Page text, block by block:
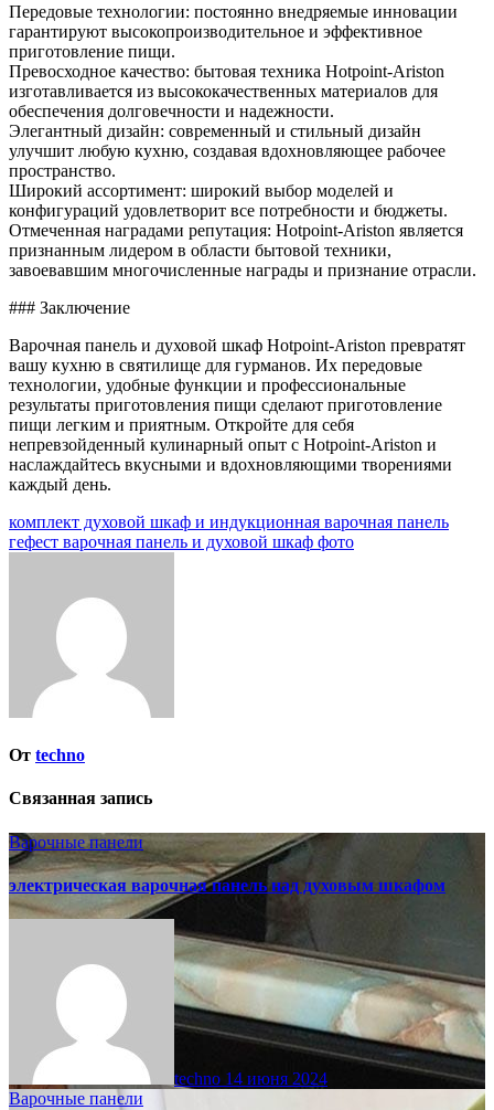
Передовые технологии: постоянно внедряемые инновации
гарантируют высокопроизводительное и эффективное
приготовление пищи.
Превосходное качество: бытовая техника Hotpoint-Ariston
изготавливается из высококачественных материалов для
обеспечения долговечности и надежности.
Элегантный дизайн: современный и стильный дизайн
улучшит любую кухню, создавая вдохновляющее рабочее
пространство.
Широкий ассортимент: широкий выбор моделей и
конфигураций удовлетворит все потребности и бюджеты.
Отмеченная наградами репутация: Hotpoint-Ariston является
признанным лидером в области бытовой техники,
завоевавшим многочисленные награды и признание отрасли.
### Заключение
Варочная панель и духовой шкаф Hotpoint-Ariston превратят
вашу кухню в святилище для гурманов. Их передовые
технологии, удобные функции и профессиональные
результаты приготовления пищи сделают приготовление
пищи легким и приятным. Откройте для себя
непревзойденный кулинарный опыт с Hotpoint-Ariston и
наслаждайтесь вкусными и вдохновляющими творениями
каждый день.
Навигация
по
комплект духовой шкаф и индукционная варочная панель
гефест варочная панель и духовой шкаф фото
От techno
Связанная запись
Варочные панели
электрическая варочная панель над духовым шкафом
techno 14 июня 2024
Варочные панели